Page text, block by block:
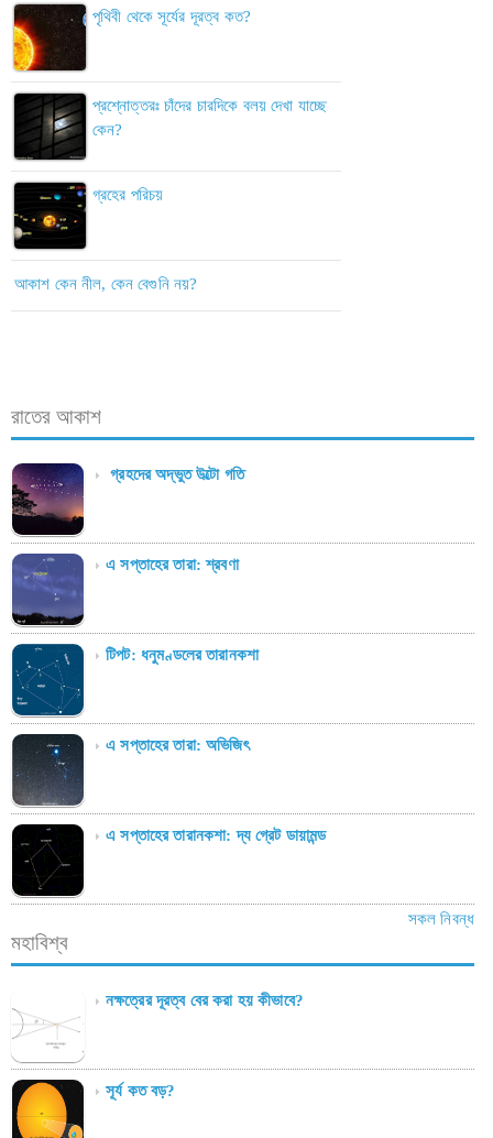
পৃথিবী থেকে সূর্যের দূরত্ব কত?
প্রশ্নোত্তরঃ চাঁদের চারদিকে বলয় দেখা যাচ্ছে
কেন?
গ্রহের পরিচয়
আকাশ কেন নীল, কেন বেগুনি নয়?
রাতের আকাশ
গ্রহদের অদ্ভুত উল্টো গতি
এ সপ্তাহের তারা: শ্রবণা
টিপট: ধনুমণ্ডলের তারানকশা
এ সপ্তাহের তারা: অভিজিৎ
এ সপ্তাহের তারানকশা: দ্য গ্রেট ডায়ামন্ড
সকল নিবন্ধ
মহাবিশ্ব
নক্ষত্রের দূরত্ব বের করা হয় কীভাবে?
সূর্য কত বড়?